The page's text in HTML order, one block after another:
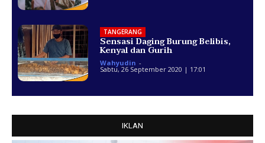
TANGERANG
Sensasi Daging Burung Belibis,
Kenyal dan Gurih
Wahyudin -
Sabtu, 26 September 2020 | 17:01
IKLAN